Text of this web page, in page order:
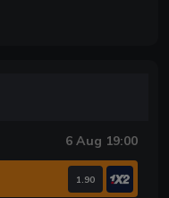
6 Aug 19:00
1.90